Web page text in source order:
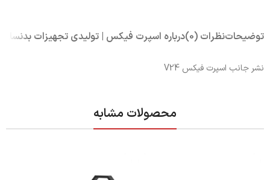
توضیحاتنظرات (0) درباره اسپرت فیکس | تولیدی تجهیزات
نشر جانب اسپرت فیکس V24
محصولات مشابه